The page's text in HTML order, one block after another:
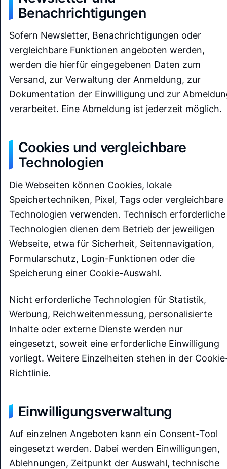
Benachrichtigungen
Sofern Newsletter, Benachrichtigungen oder
vergleichbare Funktionen angeboten werden,
werden die hierfür eingegebenen Daten zum
Versand, zur Verwaltung der Anmeldung, zur
Dokumentation der Einwilligung und zur
verarbeitet. Eine Abmeldung ist jederzeit möglich.
Cookies und vergleichbare
Technologien
Die Webseiten können Cookies, lokale
Speichertechniken, Pixel, Tags oder vergleichbare
Technologien verwenden. Technisch erforderliche
Technologien dienen dem Betrieb der jeweiligen
Webseite, etwa für Sicherheit, Seitennavigation,
Formularschutz, Login-Funktionen oder die
Speicherung einer Cookie-Auswahl.
Nicht erforderliche Technologien für Statistik,
Werbung, Reichweitenmessung, personalisierte
Inhalte oder externe Dienste werden nur
eingesetzt, soweit eine erforderliche Einwilligung
vorliegt. Weitere Einzelheiten stehen in der
Richtlinie.
Einwilligungsverwaltung
Auf einzelnen Angeboten kann ein Consent-Tool
eingesetzt werden. Dabei werden Einwilligungen,
Ablehnungen, Zeitpunkt der Auswahl, technische